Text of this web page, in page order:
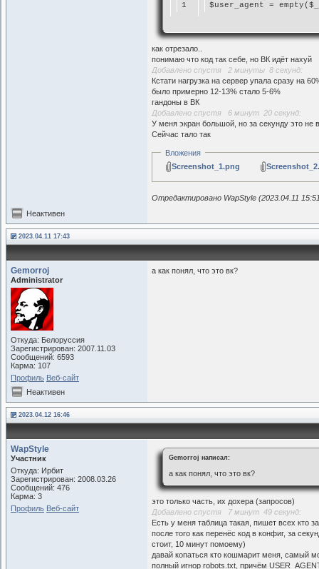
1 $user_agent =
как отрезало..
понимаю что код так себе, но ВК идёт нахуй
Добавлено спустя 2 минуты 8 секунд:
Кстати нагрузка на сервер упала сразу на
было примерно 12-13% стало 5-6%
гандоны в ВК
Добавлено спустя 6 минут 20 секунд:
У меня экран большой, но за секунду это не
Сейчас тало так
Вложения
Screenshot_1.png
Отредактировано WapStyle (2023.04.11
Неактивен
2023.04.11 17:43
Gemorroj
Administrator
Откуда: Белоруссия
Зарегистрирован: 2007.11.03
Сообщений: 6593
Карма: 107
Профиль Веб-сайт
а как понял, что это вк?
Неактивен
2023.04.12 16:46
WapStyle
Участник
Откуда: Ирбит
Зарегистрирован: 2008.03.26
Сообщений: 476
Карма: 3
Профиль Веб-сайт
Gemorroj написал:
а как понял, что это вк?
это только часть, их дохера (запросов)
Добавлено спустя 7 минут 49 секунд:
Есть у меня таблица такая, пишет всех кто
после того как перенёс код в конфиг, за
стоит, 10 минут помоему)
давай копаться кто кошмарит меня, самый
полный игнор robots.txt, причём